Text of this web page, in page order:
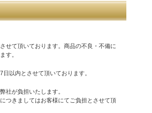
せて頂いております。商品の不良・不備に
す。
以内とさせて頂いております。
社が負担いたします。
つきましてはお客様にてご負担とさせて頂